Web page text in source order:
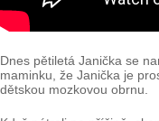
Dnes pětiletá Janička se
maminku, že Janička je
dětskou mozkovou obrnu.